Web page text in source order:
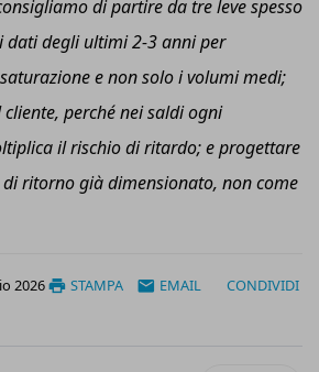
di partire da tre leve spesso
dati degli ultimi 2-3 anni per
e non solo i volumi medi;
perché nei saldi ogni
il rischio di ritardo; e progettare
ritorno già dimensionato, non come
2026 STAMPA EMAIL CONDIVIDI